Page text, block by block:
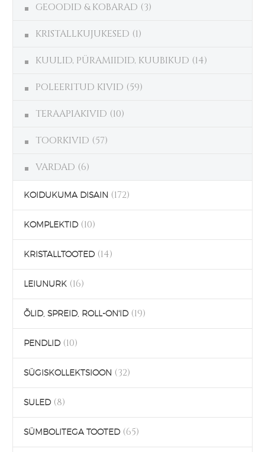
GEOODID & KOBARAD (3)
KRISTALLKUJUKESED (1)
KUULID, PÜRAMIIDID, KUUBIKUD (14)
POLEERITUD KIVID (59)
TERAAPIAKIVID (10)
TOORKIVID (57)
VARDAD (6)
KOIDUKUMA DISAIN (172)
KOMPLEKTID (10)
KRISTALLTOOTED (14)
LEIUNURK (16)
ÕLID, SPREID, ROLL-ON'ID (19)
PENDLID (10)
SÜGISKOLLEKTSIOON (32)
SULED (8)
SÜMBOLITEGA TOOTED (65)